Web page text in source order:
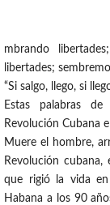
mbrando
libertades;
“Si salgo, llego, si
Estas palabras
Revolución Cubana
Muere el hombre,
Revolución
que rigió la vida
Habana a los 90